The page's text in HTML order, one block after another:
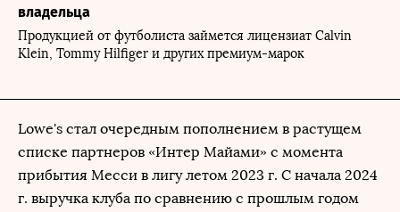
владельца
Продукцией от футболиста займется лицензиат Calvin
Klein, Tommy Hilfiger и других премиум-марок
Lowe's стал очередным пополнением в растущем
списке партнеров «Интер Майами» с момента
прибытия Месси в лигу летом 2023 г. С начала 2024
г. выручка клуба по сравнению с прошлым годом